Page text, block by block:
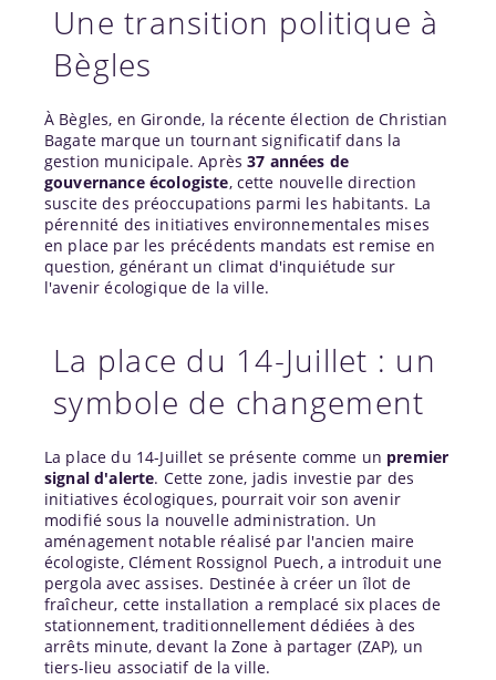
Une transition politique à
Bègles
À Bègles, en Gironde, la récente élection de Christian
Bagate marque un tournant significatif dans la
gestion municipale. Après37 années de
gouvernance écologiste, cette nouvelle direction
suscite des préoccupations parmi les habitants. La
pérennité des initiatives environnementales mises
en place par les précédents mandats est remise en
question, générant un climat d'inquiétude sur
l'avenir écologique de la ville.
La place du 14-Juillet : un
symbole de changement
La place du 14-Juillet se présente comme un premier
signal d'alerte. Cette zone, jadis investie par des
initiatives écologiques, pourrait voir son avenir
modifié sous la nouvelle administration. Un
aménagement notable réalisé par l'ancien maire
écologiste, Clément Rossignol Puech, a introduit une
pergola avec assises. Destinée à créer un îlot de
fraîcheur, cette installation a remplacé six places de
stationnement, traditionnellement dédiées à des
arrêts minute, devant la Zone à partager (ZAP), un
tiers-lieu associatif de la ville.